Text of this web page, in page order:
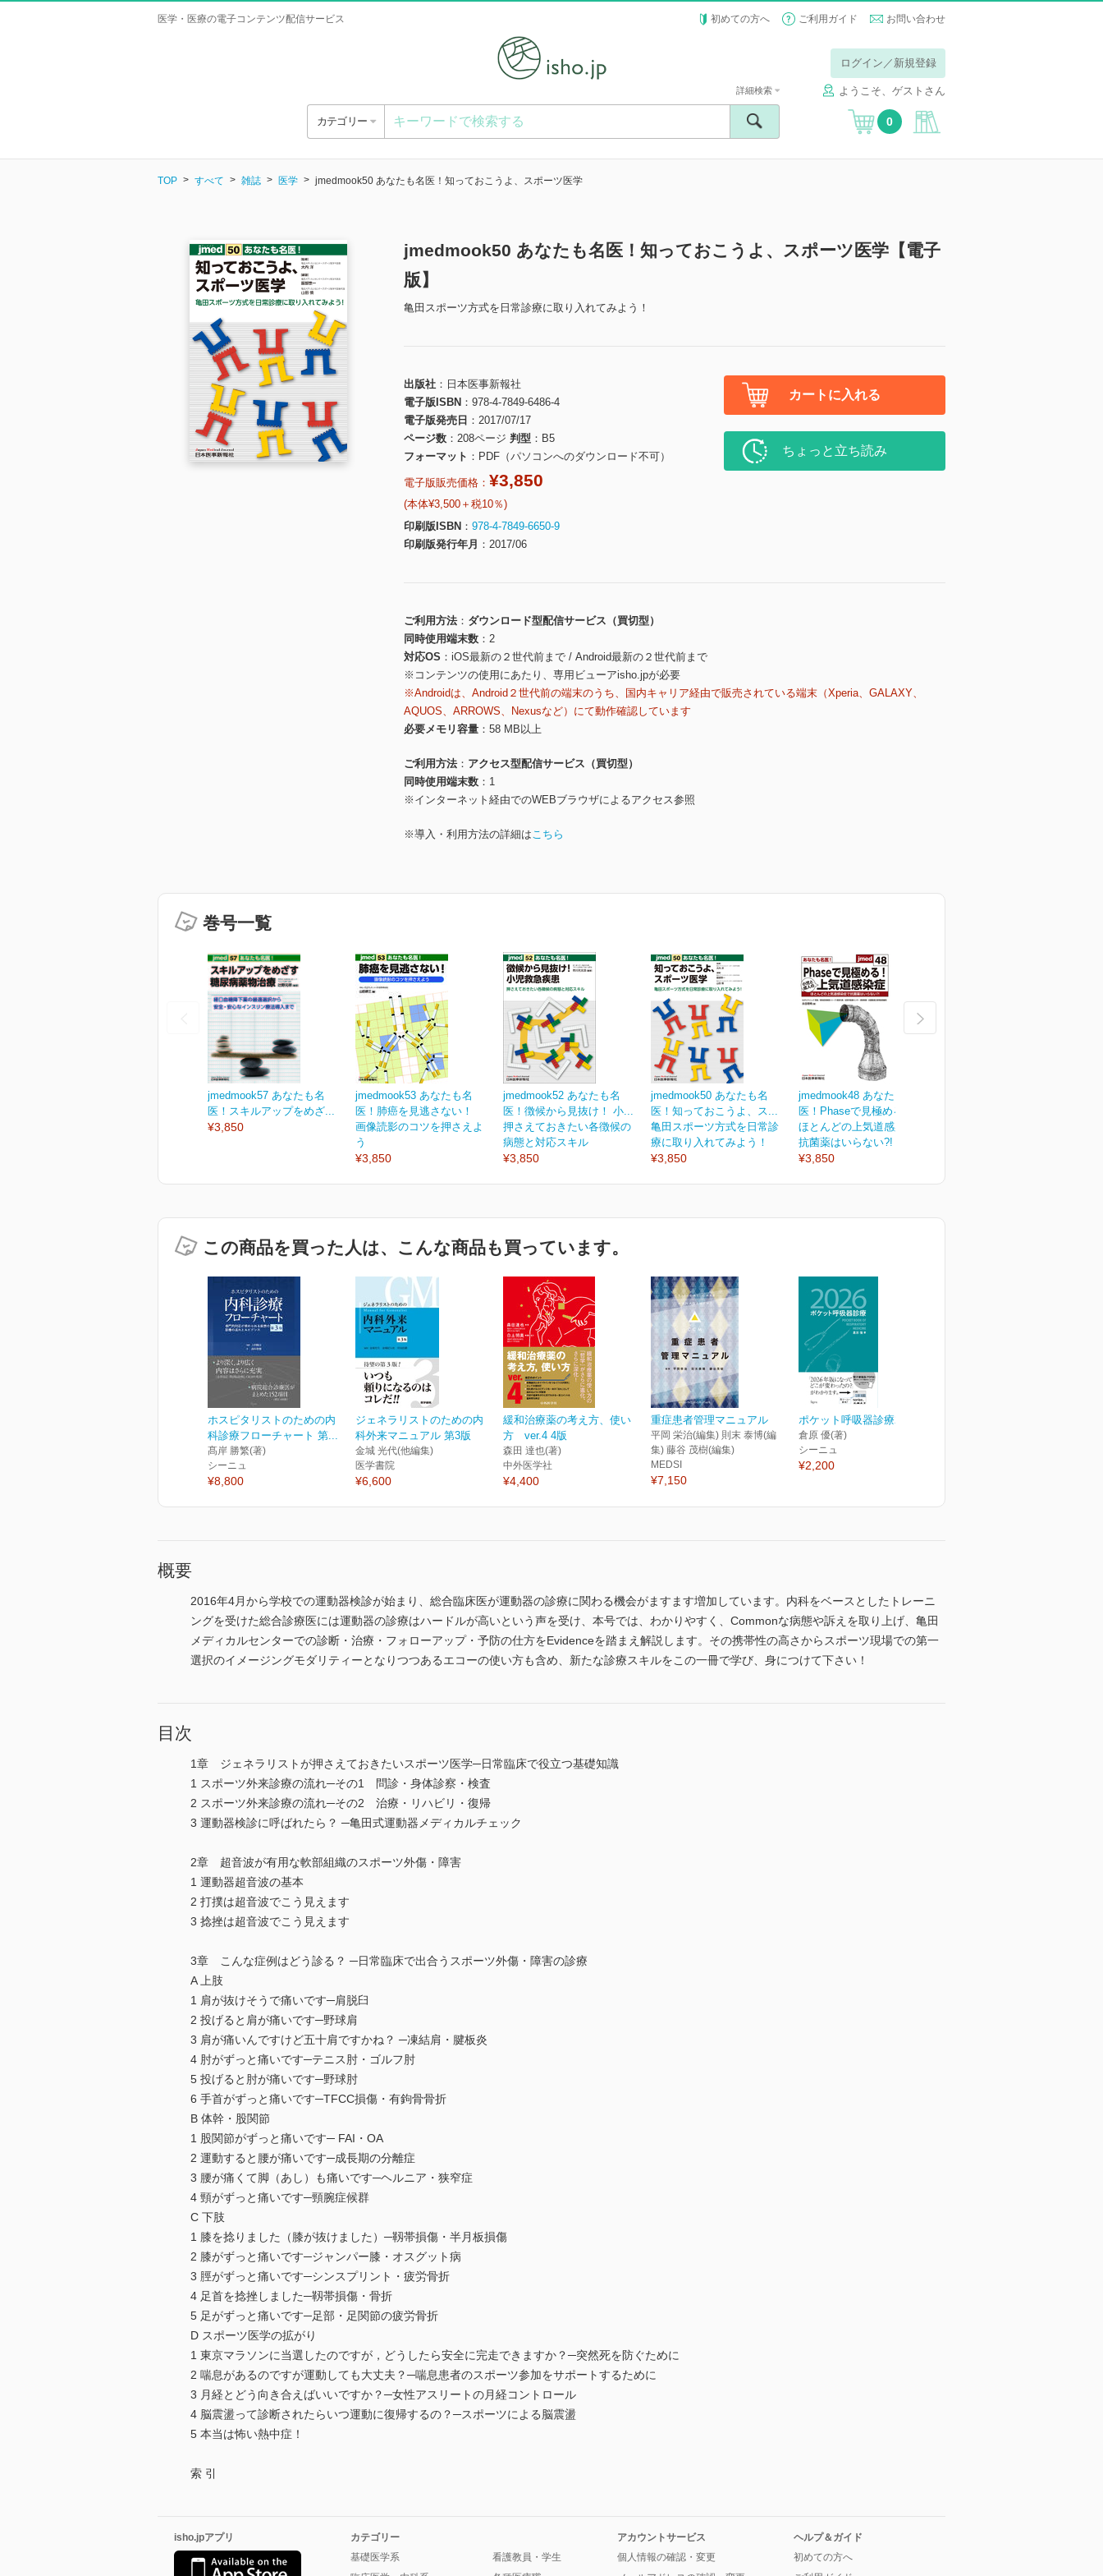
医学・医療の電子コンテンツ配信サービス 初めての方へ ご利用ガイド お問い合わせ
ログイン／新規登録
ようこそ、ゲストさん
カテゴリー
詳細検索
0
TOP すべて 雑誌 医学 jmedmook50 あなたも名医！知っておこうよ、スポーツ医学
jmedmook50 あなたも名医！知っておこうよ、スポーツ医学【電子
版】
亀田スポーツ方式を日常診療に取り入れてみよう！
出版社
日本医事新報社
電子版ISBN
978-4-7849-6486-4
電子版発売日
2017/07/17
ページ数
208ページ 判型
B5
フォーマット
PDF（パソコンへのダウンロード不可）
電子版販売価格： ¥3,850
(本体¥3,500＋税10％)
印刷版ISBN
978-4-7849-6650-9
印刷版発行年月
2017/06
カートに入れる
ちょっと立ち読み
ご利用方法
ダウンロード型配信サービス（買切型）
同時使用端末数
2
対応OS
iOS最新の２世代前まで / Android最新の２世代前まで
※コンテンツの使用にあたり、専用ビューアisho.jpが必要
※Androidは、Android２世代前の端末のうち、国内キャリア経由で販売されている端末（Xperia、GALAXY、
AQUOS、ARROWS、Nexusなど）にて動作確認しています
必要メモリ容量
58 MB以上
ご利用方法
アクセス型配信サービス（買切型）
同時使用端末数
1
※インターネット経由でのWEBブラウザによるアクセス参照
※導入・利用方法の詳細はこちら
巻号一覧
jmedmook57 あなたも名
医！スキルアップをめざ...
¥3,850
jmedmook53 あなたも名
医！肺癌を見逃さない！
画像読影のコツを押さえよ
う
¥3,850
jmedmook52 あなたも名
医！徴候から見抜け！ 小...
押さえておきたい各徴候の
病態と対応スキル
¥3,850
jmedmook50 あなたも名
医！知っておこうよ、ス...
亀田スポーツ方式を日常診
療に取り入れてみよう！
¥3,850
jmedmook48 あなたも名
医！Phaseで見極める！...
ほとんどの上気道感染症で
抗菌薬はいらない?!
¥3,850
この商品を買った人は、こんな商品も買っています。
ホスピタリストのための内
科診療フローチャート 第...
髙岸 勝繁(著)
シーニュ
¥8,800
ジェネラリストのための内
科外来マニュアル 第3版
金城 光代(他編集)
医学書院
¥6,600
緩和治療薬の考え方、使い
方 ver.4 4版
森田 達也(著)
中外医学社
¥4,400
重症患者管理マニュアル
平岡 栄治(編集) 則末 泰博(編
集) 藤谷 茂樹(編集)
MEDSI
¥7,150
ポケット呼吸器診療2026
倉原 優(著)
シーニュ
¥2,200
概要
2016年4月から学校での運動器検診が始まり、総合臨床医が運動器の診療に関わる機会がますます増加しています。内科をベースとしたトレーニ
ングを受けた総合診療医には運動器の診療はハードルが高いという声を受け、本号では、わかりやすく、Commonな病態や訴えを取り上げ、亀田
メディカルセンターでの診断・治療・フォローアップ・予防の仕方をEvidenceを踏まえ解説します。その携帯性の高さからスポーツ現場での第一
選択のイメージングモダリティーとなりつつあるエコーの使い方も含め、新たな診療スキルをこの一冊で学び、身につけて下さい！
目次
1章 ジェネラリストが押さえておきたいスポーツ医学─日常臨床で役立つ基礎知識
1 スポーツ外来診療の流れ─その1 問診・身体診察・検査
2 スポーツ外来診療の流れ─その2 治療・リハビリ・復帰
3 運動器検診に呼ばれたら？ ─亀田式運動器メディカルチェック
2章 超音波が有用な軟部組織のスポーツ外傷・障害
1 運動器超音波の基本
2 打撲は超音波でこう見えます
3 捻挫は超音波でこう見えます
3章 こんな症例はどう診る？ ─日常臨床で出合うスポーツ外傷・障害の診療
A 上肢
1 肩が抜けそうで痛いです─肩脱臼
2 投げると肩が痛いです─野球肩
3 肩が痛いんですけど五十肩ですかね？ ─凍結肩・腱板炎
4 肘がずっと痛いです─テニス肘・ゴルフ肘
5 投げると肘が痛いです─野球肘
6 手首がずっと痛いです─TFCC損傷・有鉤骨骨折
B 体幹・股関節
1 股関節がずっと痛いです─ FAI・OA
2 運動すると腰が痛いです─成長期の分離症
3 腰が痛くて脚（あし）も痛いです─ヘルニア・狭窄症
4 頸がずっと痛いです─頸腕症候群
C 下肢
1 膝を捻りました（膝が抜けました）─靱帯損傷・半月板損傷
2 膝がずっと痛いです─ジャンパー膝・オスグット病
3 脛がずっと痛いです─シンスプリント・疲労骨折
4 足首を捻挫しました─靱帯損傷・骨折
5 足がずっと痛いです─足部・足関節の疲労骨折
D スポーツ医学の拡がり
1 東京マラソンに当選したのですが，どうしたら安全に完走できますか？─突然死を防ぐために
2 喘息があるのですが運動しても大丈夫？─喘息患者のスポーツ参加をサポートするために
3 月経とどう向き合えばいいですか？─女性アスリートの月経コントロール
4 脳震盪って診断されたらいつ運動に復帰するの？─スポーツによる脳震盪
5 本当は怖い熱中症！
索 引
isho.jpアプリ
カテゴリー
基礎医学系
看護教員・学生
アカウントサービス
個人情報の確認・変更
ヘルプ＆ガイド
初めての方へ